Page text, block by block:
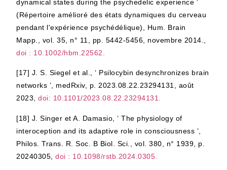
dynamical states during the psychedelic experience ’
(Répertoire amélioré des états dynamiques du cerveau
pendant l'expérience psychédélique), Hum. Brain
Mapp., vol. 35, n° 11, pp. 5442-5456, novembre 2014.,
doi : 10.1002/hbm.22562.
[17] J. S. Siegel et al., ‘ Psilocybin desynchronizes brain
networks ’, medRxiv, p. 2023.08.22.23294131, août
2023,doi: 10.1101/2023.08.22.23294131.
[18] J. Singer et A. Damasio, ‘ The physiology of
interoception and its adaptive role in consciousness ’,
Philos. Trans. R. Soc. B Biol. Sci., vol. 380, n° 1939, p.
20240305,doi : 10.1098/rstb.2024.0305.